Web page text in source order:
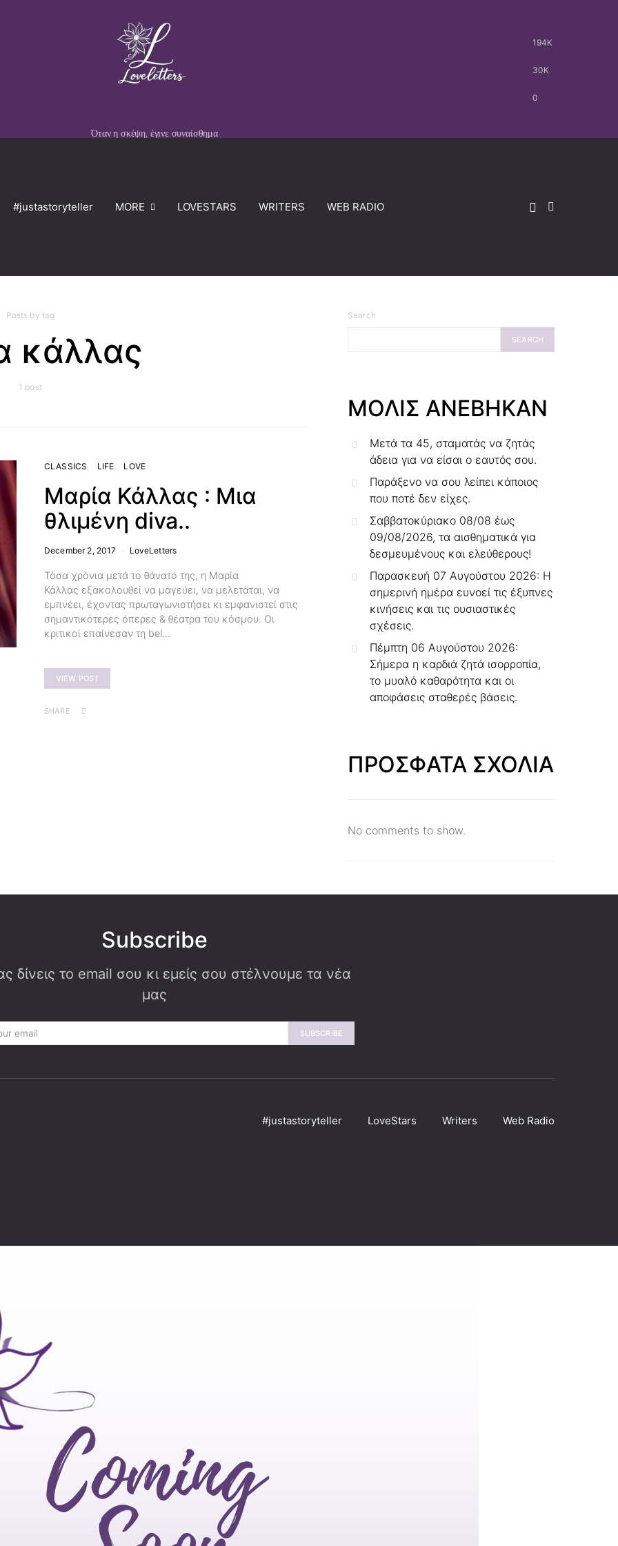
Όταν η σκέψη, έγινε συναίσθημα
194K
30K
0
#justastoryteller MORE LOVESTARS WRITERS WEB RADIO
Posts by tag
κάλλας
1 post
CLASSICS LIFE LOVE
Μαρία Κάλλας : Μια
θλιμένη diva..
December 2, 2017 LoveLetters
Τόσα χρόνια μετά το θάνατό της, η Μαρία
Κάλλας εξακολουθεί να μαγεύει, να μελετάται, να
εμπνέει, έχοντας πρωταγωνιστήσει κι εμφανιστεί στις
σημαντικότερες όπερες & θέατρα του κόσμου. Οι
κριτικοί επαίνεσαν τη bel…
VIEW POST
SHARE
Search
SEARCH
ΜΟΛΙΣ ΑΝΕΒΗΚΑΝ
Μετά τα 45, σταματάς να ζητάς
άδεια για να είσαι ο εαυτός σου.
Παράξενο να σου λείπει κάποιος
που ποτέ δεν είχες.
Σαββατοκύριακο 08/08 έως
09/08/2026, τα αισθηματικά για
δεσμευμένους και ελεύθερους!
Παρασκευή 07 Αυγούστου 2026: Η
σημερινή ημέρα ευνοεί τις έξυπνες
κινήσεις και τις ουσιαστικές
σχέσεις.
Πέμπτη 06 Αυγούστου 2026:
Σήμερα η καρδιά ζητά ισορροπία,
το μυαλό καθαρότητα και οι
αποφάσεις σταθερές βάσεις.
ΠΡΟΣΦΑΤΑ ΣΧΟΛΙΑ
No comments to show.
Subscribe
δίνεις το email σου κι εμείς σου στέλνουμε τα νέα
μας
SUBSCRIBE
#justastoryteller LoveStars Writers Web Radio